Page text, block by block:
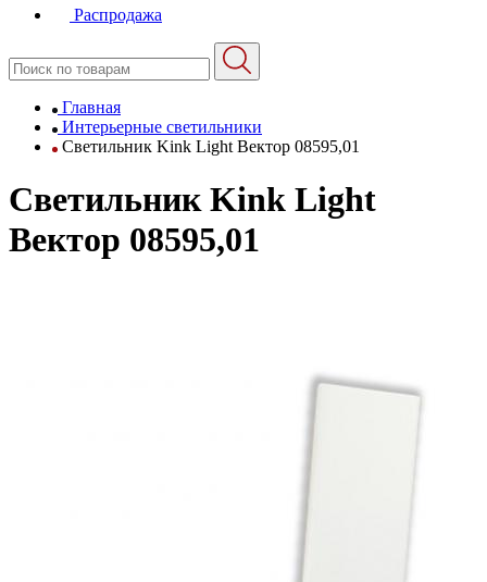
Распродажа
Главная
Интерьерные светильники
Светильник Kink Light Вектор 08595,01
Светильник Kink Light
Вектор 08595,01